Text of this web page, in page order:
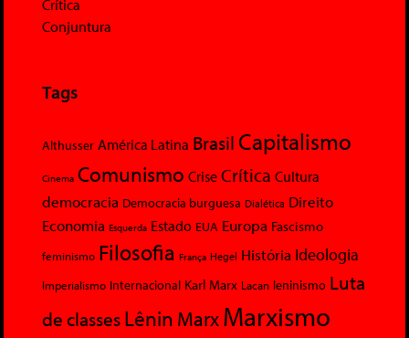
Crítica
Conjuntura
Tags
Althusser América Latina Brasil Capitalismo
Cinema Comunismo Crise Crítica Cultura
democracia Democracia burguesa Dialética Direito
Economia Esquerda Estado EUA Europa Fascismo
feminismo Filosofia França Hegel História Ideologia
Imperialismo Internacional Karl Marx Lacan leninismo Luta
de classesLênin MarxMarxismo